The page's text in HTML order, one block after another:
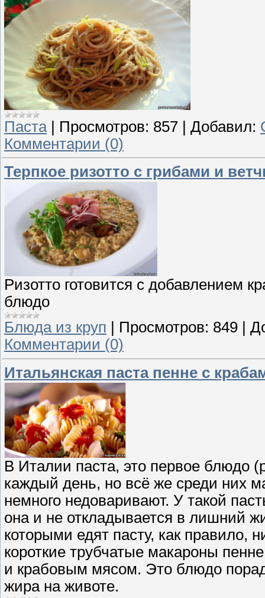
Паста | Просмотров: 857 | Добавил:
Комментарии (0)
Терпкое ризотто с грибами и
Ризотто готовится с добавлением
блюдо
Блюда из круп
Просмотров: 849
Комментарии (0)
Итальянская паста пенне с
В Италии паста, это первое блюдо
каждый день, но всё же среди них
немного недоваривают. У такой
она и не откладывается в лишний
которыми едят пасту, как правило,
короткие трубчатые макароны
и крабовым мясом. Это блюдо
жира на животе.